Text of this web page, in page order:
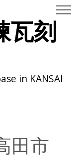
瓦刻
in KANSAI
田市